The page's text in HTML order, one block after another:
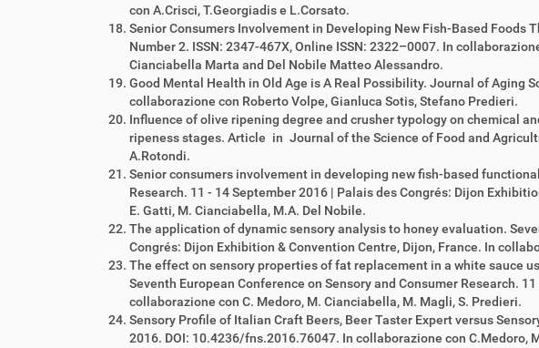
con A.Crisci, T.Georgiadis e L.Corsato.
Senior Consumers Involvement in Developing New Fish-Based Foods
Number 2. ISSN: 2347-467X, Online ISSN: 2322–0007. In
Cianciabella Marta and Del Nobile Matteo Alessandro.
Good Mental Health in Old Age is A Real Possibility. Journal of Aging
collaborazione con Roberto Volpe, Gianluca Sotis, Stefano Predieri.
Influence of olive ripening degree and crusher typology on chemical
ripeness stages. Article in Journal of the Science of Food and
A.Rotondi.
Senior consumers involvement in developing new fish-based
Research. 11 - 14 September 2016 | Palais des Congrés: Dijon
E. Gatti, M. Cianciabella, M.A. Del Nobile.
The application of dynamic sensory analysis to honey evaluation.
Congrés: Dijon Exhibition & Convention Centre, Dijon, France. In
The effect on sensory properties of fat replacement in a white sauce
Seventh European Conference on Sensory and Consumer Research.
collaborazione con C. Medoro, M. Cianciabella, M. Magli, S. Predieri.
Sensory Profile of Italian Craft Beers, Beer Taster Expert versus
2016. DOI: 10.4236/fns.2016.76047. In collaborazione con C.Medoro,